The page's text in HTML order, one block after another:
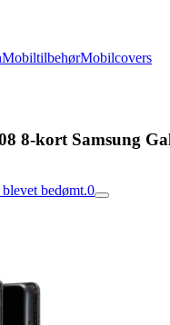
MobiltilbehørMobilcovers
8-kort Samsung
bedømt.0